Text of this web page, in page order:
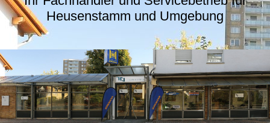
Heusenstamm und Umgebung